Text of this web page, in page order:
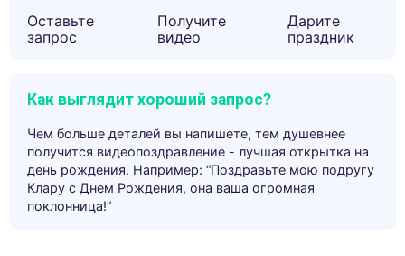
Оставьте
запрос
Получите
видео
Дарите
праздник
Как выглядит хороший запрос?
Чем больше деталей вы напишете, тем душевнее
получится видеопоздравление - лучшая открытка на
день рождения. Например: “Поздравьте мою подругу
Клару с Днем Рождения, она ваша огромная
поклонница!”